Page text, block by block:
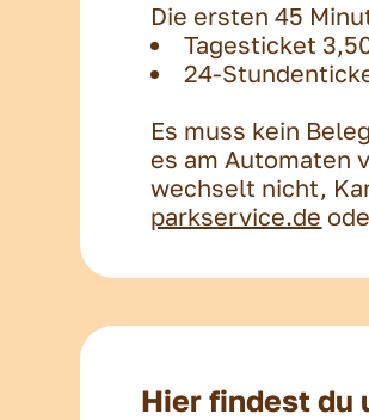
Die ersten 45
Tagesticket
24-
Es muss kein
es am Automaten
wechselt nicht,
parkservice.de
Hier findest du